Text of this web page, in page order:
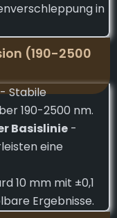
in
(190-2500
Stabile
190-2500 nm.
Basislinie-
eine
10 mm mit ±0,1
Ergebnisse.